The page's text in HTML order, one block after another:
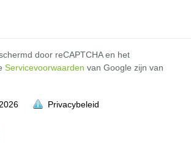
is
is
is
is
is
is
door reCAPTCHA en het
Servicevoorwaarden van Google zijn van
Privacybeleid